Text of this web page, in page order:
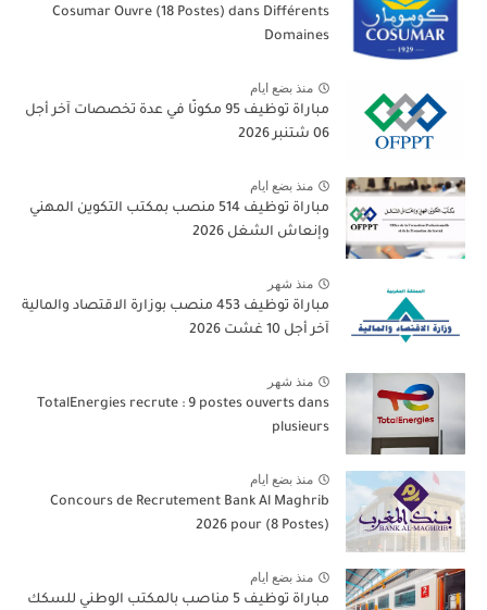
Cosumar Ouvre (18 Postes) dans Différents
Domaines
منذ بضع ايام
مباراة توظيف 95 مكونًا في عدة تخصصات آخر أجل
06 شتنبر 2026
منذ بضع ايام
مباراة توظيف 514 منصب بمكتب التكوين المهني
وإنعاش الشغل 2026
منذ شهر
مباراة توظيف 453 منصب بوزارة الاقتصاد والمالية
آخر أجل 10 غشت 2026
منذ شهر
TotalEnergies recrute : 9 postes ouverts dans
plusieurs
منذ بضع ايام
Concours de Recrutement Bank Al Maghrib
2026 pour (8 Postes)
منذ بضع ايام
مباراة توظيف 5 مناصب بالمكتب الوطني للسكك